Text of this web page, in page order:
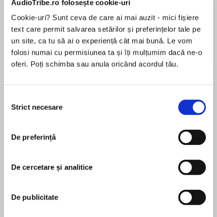
AudioTribe.ro folosește cookie-uri
Cookie-uri? Sunt ceva de care ai mai auzit - mici fișiere
text care permit salvarea setărilor și preferințelor tale pe
un site, ca tu să ai o experiență cât mai bună. Le vom
folosi numai cu permisiunea ta și îți mulțumim dacă ne-o
oferi. Poți schimba sau anula oricând acordul tău.
consimțământului
Strict necesare
De preferință
De cercetare și analitice
De publicitate
Desprecarte
The third book in Maya Rodale’s exciting
historical romance Writing Girls series.
Publishers Weekly
Maya Rodale’s wonderfully witty Writing Girls
series is a winner!Her third delectable love story
The Tattooed Duke follows a scandal sheet
reporter posing as a common housemaid in
order to uncover whatever nasty little skeletons
an adventure-seeking Duke may be hiding in his
pentru această carte
college at her mother's insistence. She is now the
bestselling and award-winning author of smart